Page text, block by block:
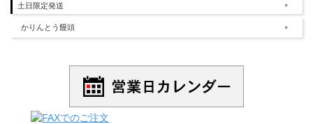
土日限定発送
かりんとう饅頭